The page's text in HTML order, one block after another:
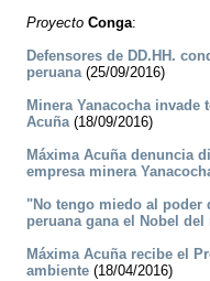
Proyecto Conga:
Defensores de DD.HH.
peruana(25/09/2016)
Minera Yanacocha invade
Acuña(18/09/2016)
Máxima Acuña denuncia
empresa minera
"No tengo miedo al poder
peruana gana el Nobel
Máxima Acuña recibe el
ambiente (18/04/2016)